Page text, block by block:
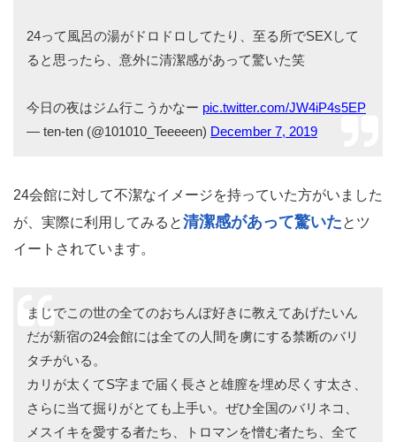
24って風呂の湯がドロドロしてたり、至る所でSEXして
ると思ったら、意外に清潔感があって驚いた笑
今日の夜はジム行こうかなー pic.twitter.com/JW4iP4s5EP
— ten-ten (@101010_Teeeeen) December 7, 2019
24会館に対して不潔なイメージを持っていた方がいました
が、実際に利用してみると清潔感があって驚いたとツ
イートされています。
まじでこの世の全てのおちんぽ好きに教えてあげたいん
だが新宿の24会館には全ての人間を虜にする禁断のバリ
タチがいる。
カリが太くてS字まで届く長さと雄膣を埋め尽くす太さ、
さらに当て掘りがとても上手い。ぜひ全国のバリネコ、
メスイキを愛する者たち、トロマンを憎む者たち、全て